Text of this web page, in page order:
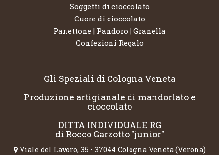
Soggetti di cioccolato
Cuore di cioccolato
Panettone | Pandoro | Granella
Confezioni Regalo
Gli Speziali di Cologna Veneta
Produzione artigianale di mandorlato e
cioccolato
DITTA INDIVIDUALE RG
di Rocco Garzotto "junior"
Viale del Lavoro, 35 • 37044 Cologna Veneta (Verona)